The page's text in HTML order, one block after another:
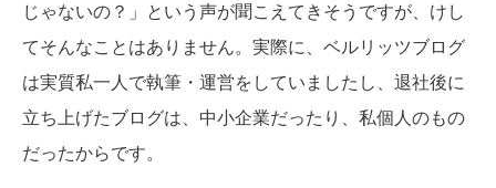
じゃないの？」という声が聞こえてきそうですが、けし
てそんなことはありません。実際に、ベルリッツブログ
は実質私一人で執筆・運営をしていましたし、退社後に
立ち上げたブログは、中小企業だったり、私個人のもの
だったからです。